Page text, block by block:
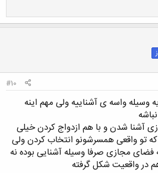
#10
واسه ی آشناییه ولی مهم اینه
آشنا شدن و با هم ازدواج کردن خیلی
تو واقعی همسرشونو انتخاب کردن ولی
فضای مجازی صرفا وسیله آشنایی بوده نه
در واقعیت شکل گرفته